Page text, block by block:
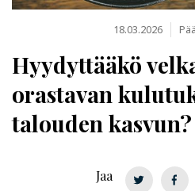
18.03.2026
Hyydyttääkö
orastavan
talouden kasvun?
Jaa